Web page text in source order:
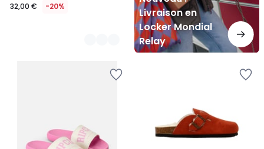
32,00 € -20%
Livraison en
Locker Mondial
Relay